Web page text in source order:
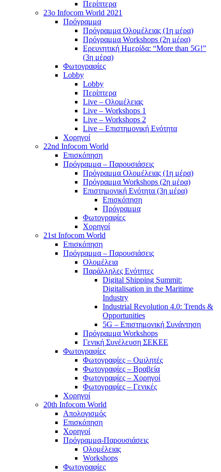
Περίπτερα
23o Infocom World 2021
Πρόγραμμα
Πρόγραμμα Ολομέλειας (1η μέρα)
Πρόγραμμα Workshops (2η μέρα)
Ερευνητική Ημερίδα: “More than 5G!”
(3η μέρα)
Φωτογραφίες
Lobby
Lobby
Περίπτερα
Live – Ολομέλειας
Live – Workshops 1
Live – Workshops 2
Live – Επιστημονική Ενότητα
Χορηγοί
22nd Infocom World
Επισκόπηση
Πρόγραμμα – Παρουσιάσεις
Πρόγραμμα Ολομέλειας (1η μέρα)
Πρόγραμμα Workshops (2η μέρα)
Επιστημονική Ενότητα (3η μέρα)
Επισκόπηση
Πρόγραμμα
Φωτογραφίες
Χορηγοί
21st Infocom World
Επισκόπηση
Πρόγραμμα – Παρουσιάσεις
Ολομέλεια
Παράλληλες Ενότητες
Digital Shipping Summit:
Digitalisation in the Maritime
Industry
Industrial Revolution 4.0: Trends &
Opportunities
5G – Επιστημονική Συνάντηση
Πρόγραμμα Workshops
Γενική Συνέλευση ΣΕΚΕΕ
Φωτογραφίες
Φωτογραφίες – Ομιλητές
Φωτογραφίες – Βραβεία
Φωτογραφίες – Χορηγοί
Φωτογραφίες – Γενικές
Χορηγοί
20th Infocom World
Απολογισμός
Επισκόπηση
Χορηγοί
Πρόγραμμα-Παρουσιάσεις
Ολομέλειας
Workshops
Φωτογραφίες